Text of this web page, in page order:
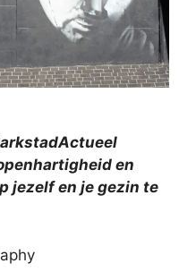
en
jezelf en je gezin te